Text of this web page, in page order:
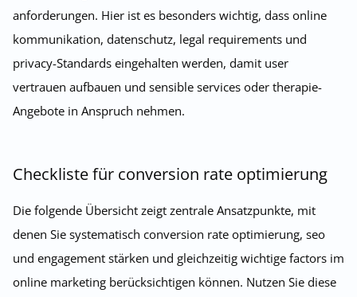
anforderungen. Hier ist es besonders wichtig, dass online
kommunikation, datenschutz, legal requirements und
privacy-Standards eingehalten werden, damit user
vertrauen aufbauen und sensible services oder therapie-
Angebote in Anspruch nehmen.
Checkliste für conversion rate optimierung
Die folgende Übersicht zeigt zentrale Ansatzpunkte, mit
denen Sie systematisch conversion rate optimierung, seo
und engagement stärken und gleichzeitig wichtige factors im
online marketing berücksichtigen können. Nutzen Sie diese